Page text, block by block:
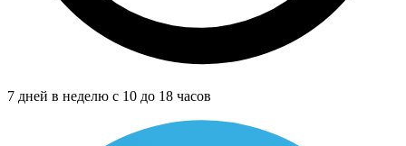
7 дней в неделю с 10 до 18 часов